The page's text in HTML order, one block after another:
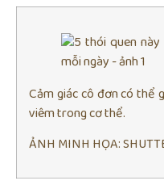
Cảm giác cô đơn có thể
viêm trong cơ thể.
ẢNH MINH HỌA: